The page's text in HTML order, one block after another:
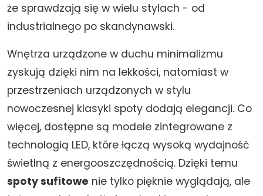
że sprawdzają się w wielu stylach - od
industrialnego po skandynawski.
Wnętrza urządzone w duchu minimalizmu
zyskują dzięki nim na lekkości, natomiast w
przestrzeniach urządzonych w stylu
nowoczesnej klasyki spoty dodają elegancji. Co
więcej, dostępne są modele zintegrowane z
technologią LED, które łączą wysoką wydajność
świetlną z energooszczędnością. Dzięki temu
spoty sufitowe nie tylko pięknie wyglądają, ale